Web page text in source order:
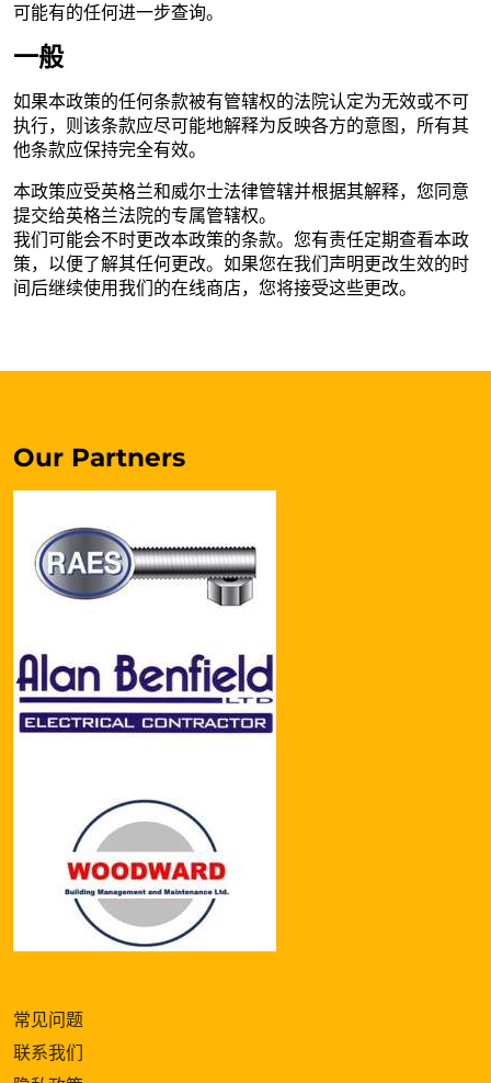
可能有的任何进一步查询。
一般
如果本政策的任何条款被有管辖权的法院认定为无效或不可
执行，则该条款应尽可能地解释为反映各方的意图，所有其
他条款应保持完全有效。
本政策应受英格兰和威尔士法律管辖并根据其解释，您同意
提交给英格兰法院的专属管辖权。
我们可能会不时更改本政策的条款。您有责任定期查看本政
策，以便了解其任何更改。如果您在我们声明更改生效的时
间后继续使用我们的在线商店，您将接受这些更改。
常见问题
联系我们
Our Partners